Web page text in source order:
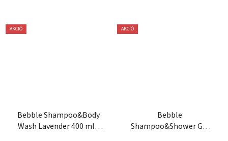
AKCIÓ
Bebble Shampoo&Body
Wash Lavender 400 ml -
AKCIÓ
Bebble
Shampoo&Shower Gel